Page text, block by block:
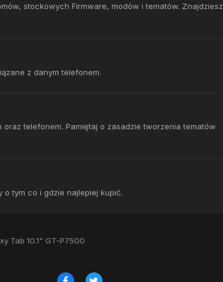
stockowych Firmware, modów i tematów. Znajdziesz
z danym telefonem.
telefonem. Pamiętaj o zasadzie tworzenia tematów
tym co i gdzie najlepiej kupić.
Tab 10.1" GT-P7500